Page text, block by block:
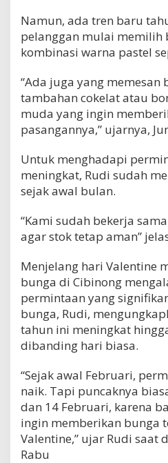
Namun, ada tren baru
pelanggan mulai memilih
kombinasi warna pastel
“Ada juga yang memesan
tambahan cokelat atau
muda yang ingin
pasangannya,” ujarnya,
Untuk menghadapi
meningkat, Rudi sudah
sejak awal bulan.
“Kami sudah bekerja
agar stok tetap aman”
Menjelang hari Valentine
bunga di Cibinong
permintaan yang
bunga, Rudi,
tahun ini meningkat
dibanding hari biasa.
“Sejak awal Februari,
naik. Tapi puncaknya
dan 14 Februari, karena
ingin memberikan bunga
Valentine,” ujar Rudi saat
Rabu